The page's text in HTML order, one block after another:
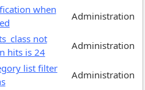
when
Administration
not
hits is 24
Administration
list filter
Administration